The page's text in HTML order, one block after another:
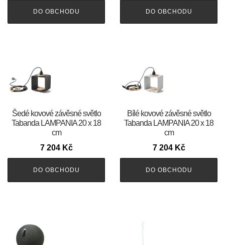
DO OBCHODU DO OBCHODU
Šedé kovové závěsné světlo
Tabanda LAMPANIA 20 x 18
cm
7 204 Kč
DO OBCHODU
Bílé kovové závěsné světlo
Tabanda LAMPANIA 20 x 18
cm
7 204 Kč
DO OBCHODU